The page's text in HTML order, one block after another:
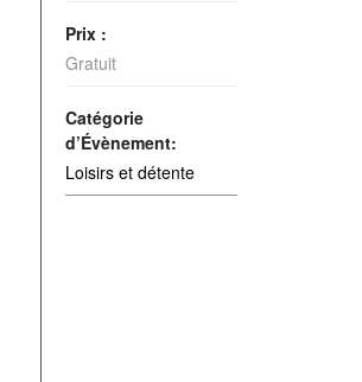
Prix :
Gratuit
Catégorie
d’Évènement:
Loisirs et détente